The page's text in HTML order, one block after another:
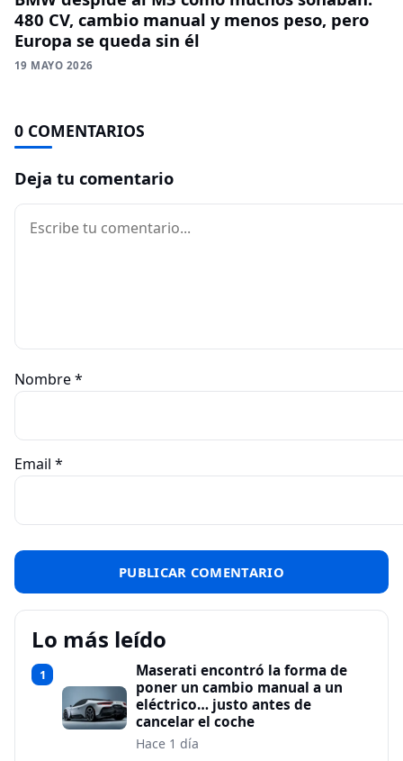
480 CV, cambio manual y menos peso, pero
Europa se queda sin él
19 MAYO 2026
0 COMENTARIOS
Deja tu comentario
Comentario
Nombre*
Email *
Lo más leído
1
Maserati encontró la forma de
poner un cambio manual a un
eléctrico… justo antes de
cancelar el coche
Hace 1 día